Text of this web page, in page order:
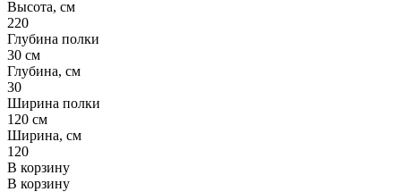
Высота, см
220
Глубина полки
30 см
Глубина, см
30
Ширина полки
120 см
Ширина, см
120
В корзину
В корзину